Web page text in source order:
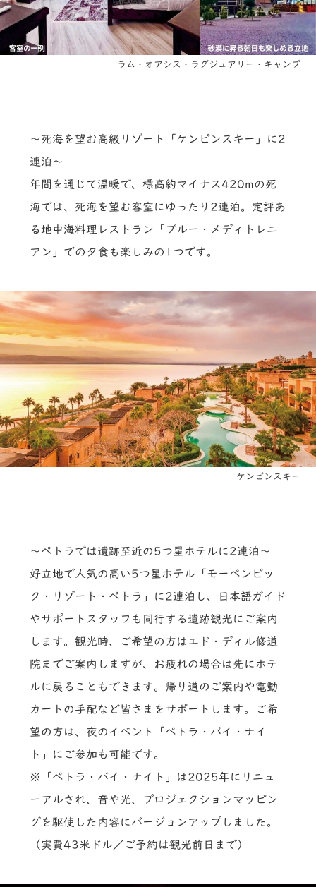
ラム・オアシス・ラグジュアリー・キャンプ
～死海を望む高級リゾート「ケンピンスキー」に2
連泊～
年間を通じて温暖で、標高約マイナス420mの死
海では、死海を望む客室にゆったり2連泊。定評あ
る地中海料理レストラン「ブルー・メディトレニ
アン」での夕食も楽しみの1つです。
ケンピンスキー
～ペトラでは遺跡至近の5つ星ホテルに2連泊～
好立地で人気の高い5つ星ホテル「モーベンピッ
ク・リゾート・ペトラ」に2連泊し、日本語ガイド
やサポートスタッフも同行する遺跡観光にご案内
します。観光時、ご希望の方はエド・ディル修道
院までご案内しますが、お疲れの場合は先にホテ
ルに戻ることもできます。帰り道のご案内や電動
カートの手配など皆さまをサポートします。ご希
望の方は、夜のイベント「ペトラ・バイ・ナイ
ト」にご参加も可能です。
※「ペトラ・バイ・ナイト」は2025年にリニュ
ーアルされ、音や光、プロジェクションマッピン
グを駆使した内容にバージョンアップしました。
（実費43米ドル／ご予約は観光前日まで）